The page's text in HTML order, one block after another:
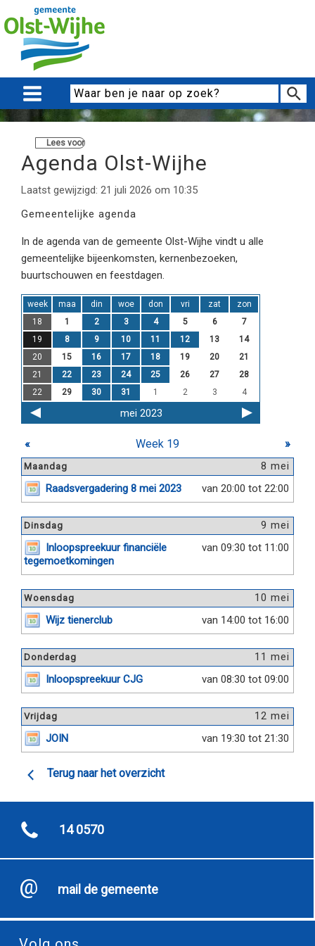
Lees voor
Agenda Olst-Wijhe
Laatst gewijzigd: 21 juli 2026 om 10:35
Gemeentelijke agenda
In de agenda van de gemeente Olst-Wijhe vindt u alle
gemeentelijke bijeenkomsten, kernenbezoeken,
buurtschouwen en feestdagen.
week maa din woe don vri zat
zon
18
1 2 3 4 5 6
7
19
8 9 10 11 12 13
14
20
15 16 17 18 19 20
21
21
22 23 24 25 26 27
28
22
29 30 31 1 2 3 4
mei 2023
« Week 19 »
8 mei
Maandag
van 20:00 tot 22:00
Raadsvergadering 8 mei 2023
9 mei
Dinsdag
van 09:30 tot 11:00
Inloopspreekuur financiële
tegemoetkomingen
10 mei
Woensdag
van 14:00 tot 16:00
Wijz tienerclub
11 mei
Donderdag
van 08:30 tot 09:00
Inloopspreekuur CJG
12 mei
Vrijdag
van 19:30 tot 21:30
JOIN
Terug naar het overzicht
14 0570
mail de gemeente